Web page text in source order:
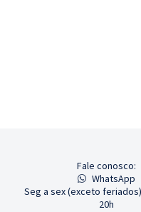
Fale conosco:
WhatsApp
Seg a sex (exceto
20h